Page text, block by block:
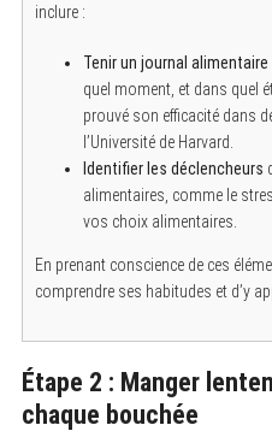
inclure :
Tenir un journal alimentaire
quel moment, et dans quel
prouvé son efficacité dans
l’Université de Harvard.
Identifier les déclencheurs
alimentaires, comme le
vos choix alimentaires.
En prenant conscience de ces
comprendre ses habitudes et d’y
Étape 2 : Manger
chaque bouchée